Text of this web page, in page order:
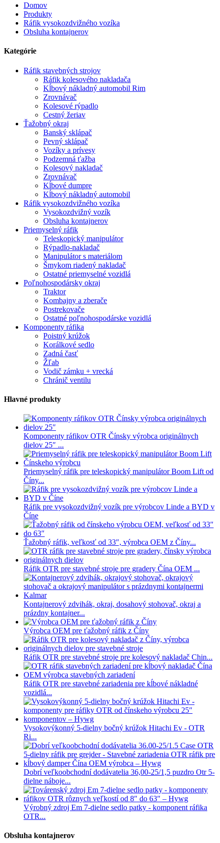
Domov
Produkty
Ráfik vysokozdvižného vozíka
Obsluha kontajnerov
Kategórie
Ráfik stavebných strojov
Ráfik kolesového nakladača
Kĺbový nákladný automobil Rim
Zrovnávač
Kolesové rýpadlo
Cestný žeriav
Ťažobný okraj
Banský sklápač
Pevný sklápač
Vozíky a prívesy
Podzemná ťažba
Kolesový nakladač
Zrovnávač
Kĺbové dumpre
Kĺbový nákladný automobil
Ráfik vysokozdvižného vozíka
Vysokozdvižný vozík
Obsluha kontajnerov
Priemyselný ráfik
Teleskopický manipulátor
Rýpadlo-nakladač
Manipulátor s materiálom
Šmykom riadený nakladač
Ostatné priemyselné vozidlá
Poľnohospodársky okraj
Traktor
Kombajny a zberače
Postrekovače
Ostatné poľnohospodárske vozidlá
Komponenty ráfika
Poistný krúžok
Korálkové sedlo
Zadná časť
Žľab
Vodič zámku + vrecká
Chránič ventilu
Hlavné produkty
Komponenty ráfikov OTR Čínsky výrobca originálnych
dielov 25″ ...
Priemyselný ráfik pre teleskopický manipulátor Boom Lift od
Číny...
Ráfik pre vysokozdvižný vozík pre výrobcov Linde a BYD v
Číne
Ťažobný ráfik, veľkosť od 33″, výrobca OEM z Číny...
Ráfik OTR pre stavebné stroje pre gradery Čína OEM ...
Kontajnerový zdvihák, okraj, dosahový stohovač, okraj a
prázdny kontajner...
Výrobca OEM pre ťažobný ráfik z Číny
Ráfik OTR pre stavebné stroje pre kolesový nakladač Chin...
Ráfik OTR pre stavebné zariadenia pre kĺbové nákladné
vozidlá...
Vysokovýkonný 5-dielny bočný krúžok Hitachi Ev - OTR
Ri...
Dobrí veľkoobchodní dodávatelia 36,00-25/1,5 puzdro Otr 5-
dielne náboje...
Výrobný zdroj Em 7-dielne sedlo patky - komponent ráfika
OTR...
Obsluha kontajnerov